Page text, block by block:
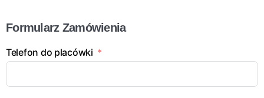
Formularz Zamówienia
Telefon do placówki